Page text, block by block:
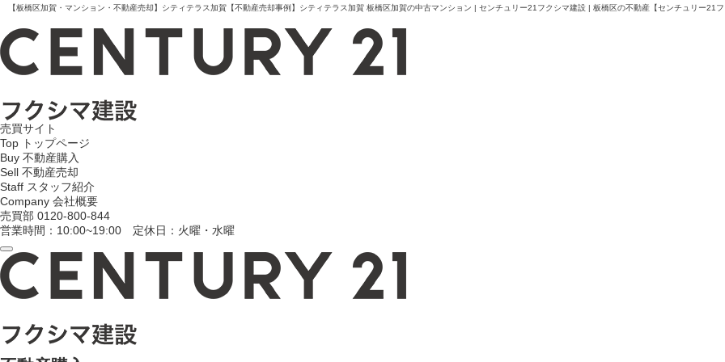
【板橋区加賀・マンション・不動産売却】シティテラス加賀【不動産売却事例】シティテラス加賀 板橋区加賀の中古マンション | センチュリー21フクシマ建設 | 板橋区の不動産【センチュリー21フ
売買サイト
Top トップページ
Buy 不動産購入
Sell 不動産売却
Staff スタッフ紹介
Company 会社概要
売買部 0120-800-844
営業時間：10:00~19:00 定休日：火曜・水曜